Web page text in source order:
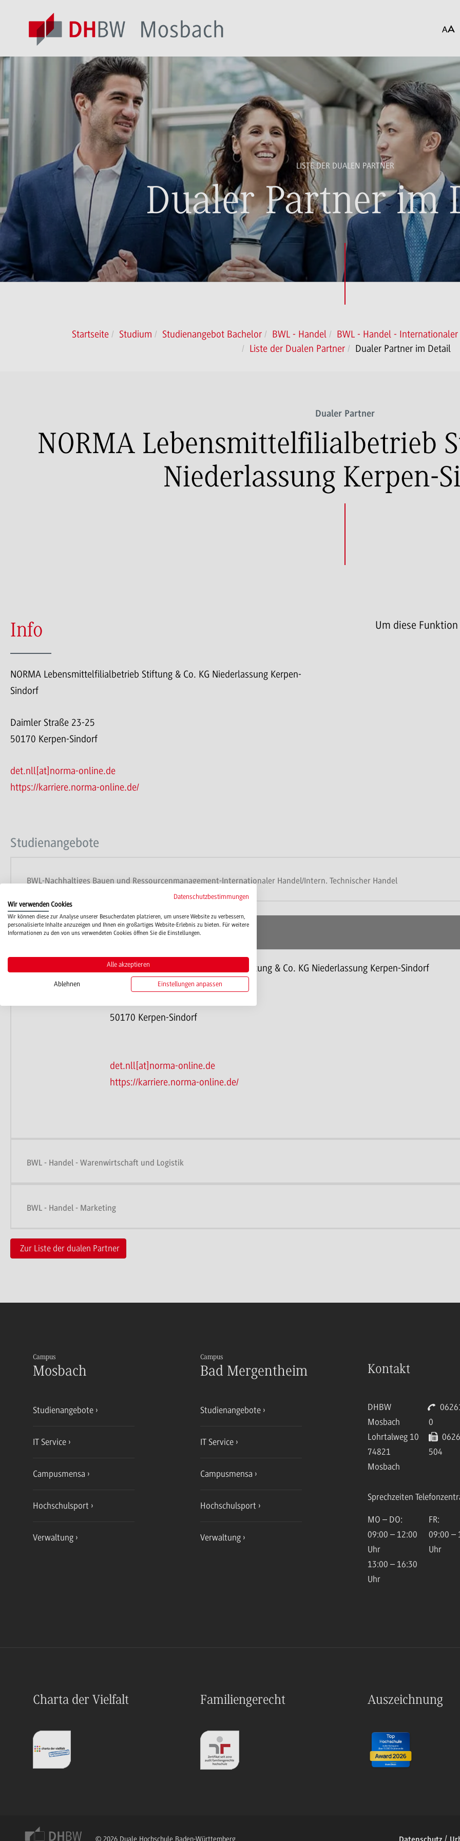
LISTE DER DUALEN PARTNER
Dualer Partner im
Startseite Studium Studienangebot Bachelor BWL - Handel BWL - Handel -
Liste der Dualen Partner
Dualer Partner im Detail
Dualer Partner
NORMA Lebensmittelfilialbetrieb
Niederlassung Kerpen-
Info
NORMA Lebensmittelfilialbetrieb Stiftung & Co. KG Niederlassung Kerpen-
Sindorf
Daimler Straße 23-25
50170 Kerpen-Sindorf
det.nll[at]norma-online.de
https://karriere.norma-online.de/
Um diese
Studienangebote
BWL-Nachhaltiges Bauen und Ressourcenmanagement-Internationaler Handel/Intern. Technischer Handel
Plätze Ansprechperson
Plätze: 2
NORMA Lebensmittelfilialbetrieb Stiftung & Co. KG Niederlassung Kerpen-Sindorf
Tobias Dirmeier
50170 Kerpen-Sindorf
det.nll[at]norma-online.de
https://karriere.norma-online.de/
BWL - Handel - Warenwirtschaft und Logistik
BWL - Handel - Marketing
Zur Liste der dualen Partner
Campus
Mosbach
Studienangebote
IT Service
Campusmensa
Hochschulsport
Verwaltung
Campus
Bad Mergentheim
Studienangebote
IT Service
Campusmensa
Hochschulsport
Verwaltung
Kontakt
DHBW
Mosbach
Lohrtalweg 10
74821
Mosbach
0
504
Sprechzeiten
MO – DO:
09:00 – 12:00
Uhr
13:00 – 16:30
Uhr
FR:
09:00 –
Uhr
Charta der Vielfalt Familiengerecht Auszeichnung
© 2026 Duale Hochschule Baden-Württemberg
Datenschutzbestimmungen
Wir verwenden Cookies
Wir können diese zur Analyse unserer Besucherdaten platzieren, um unsere Website zu verbessern,
personalisierte Inhalte anzuzeigen und Ihnen ein großartiges Website-Erlebnis zu bieten. Für weitere
Informationen zu den von uns verwendeten Cookies öffnen Sie die Einstellungen.
Alle akzeptieren
Ablehnen Einstellungen anpassen